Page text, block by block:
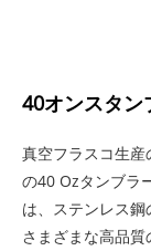
40オンスタン
真空フラスコ生
の40 Ozタンブラ
は、ステンレス鋼
さまざまな高品